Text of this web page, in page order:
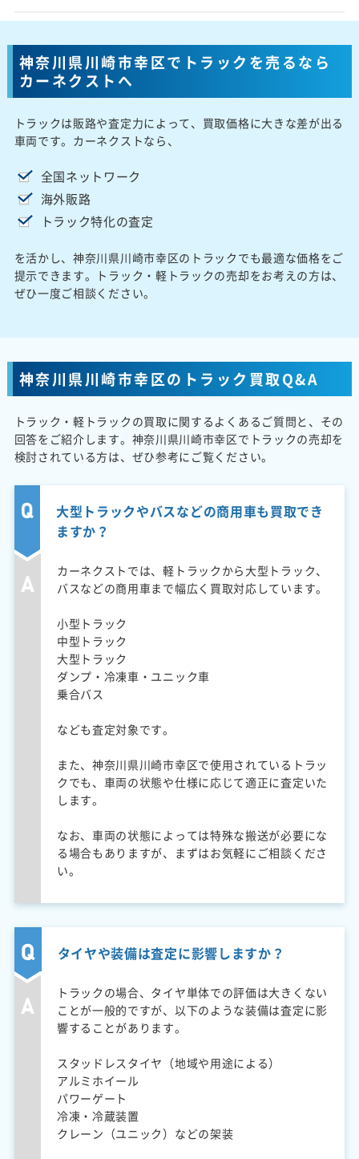
神奈川県川崎市幸区でトラックを売るなら
カーネクストへ
トラックは販路や査定力によって、買取価格に大きな差が出る
車両です。カーネクストなら、
全国ネットワーク
海外販路
トラック特化の査定
を活かし、神奈川県川崎市幸区のトラックでも最適な価格をご
提示できます。トラック・軽トラックの売却をお考えの方は、
ぜひ一度ご相談ください。
神奈川県川崎市幸区のトラック買取Q&A
トラック・軽トラックの買取に関するよくあるご質問と、その
回答をご紹介します。神奈川県川崎市幸区でトラックの売却を
検討されている方は、ぜひ参考にご覧ください。
大型トラックやバスなどの商用車も買取でき
ますか？
カーネクストでは、軽トラックから大型トラック、
バスなどの商用車まで幅広く買取対応しています。
小型トラック
中型トラック
大型トラック
ダンプ・冷凍車・ユニック車
乗合バス
なども査定対象です。
また、神奈川県川崎市幸区で使用されているトラッ
クでも、車両の状態や仕様に応じて適正に査定いた
します。
なお、車両の状態によっては特殊な搬送が必要にな
る場合もありますが、まずはお気軽にご相談くださ
い。
タイヤや装備は査定に影響しますか？
トラックの場合、タイヤ単体での評価は大きくない
ことが一般的ですが、以下のような装備は査定に影
響することがあります。
スタッドレスタイヤ（地域や用途による）
アルミホイール
パワーゲート
冷凍・冷蔵装置
クレーン（ユニック）などの架装